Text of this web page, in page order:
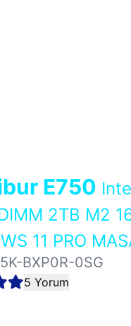
E750
2TB M2
11 PRO
BXP0R-0SG
5 Yorum